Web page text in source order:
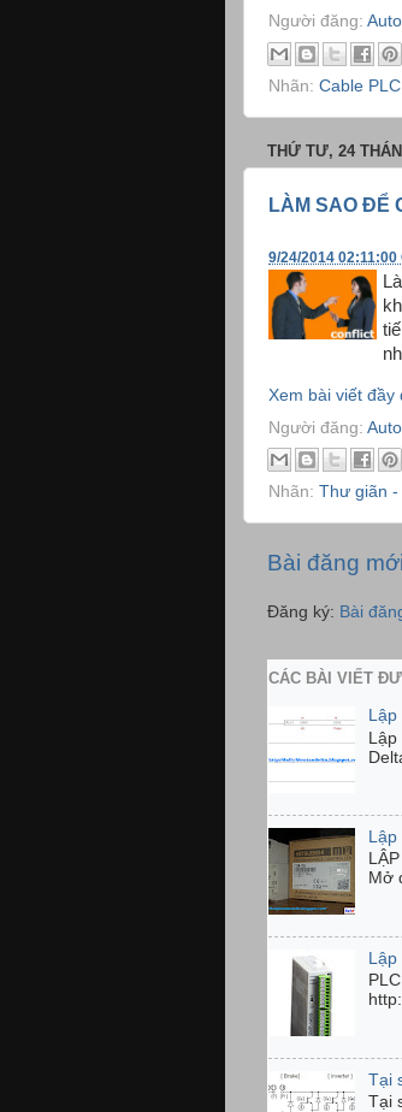
Người đăng:
Nhãn: Cable
THỨ TƯ, 24
LÀM SAO ĐỂ
9/24/2014 02:11:00
Xem bài viết đầy
Người đăng:
Nhãn: Thư giãn -
Bài đăng
Đăng ký: Bài
CÁC BÀI VIẾT
Lập
Mở
Lập
Tại
Tại